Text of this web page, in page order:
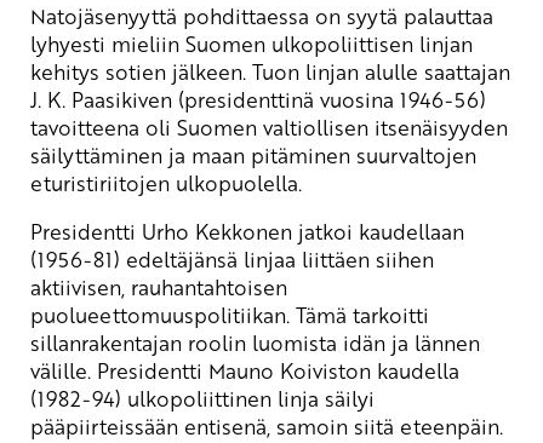
Natojäsenyyttä pohdittaessa on syytä palauttaa
lyhyesti mieliin Suomen ulkopoliittisen linjan
kehitys sotien jälkeen. Tuon linjan alulle saattajan
J. K. Paasikiven (presidenttinä vuosina 1946-56)
tavoitteena oli Suomen valtiollisen itsenäisyyden
säilyttäminen ja maan pitäminen suurvaltojen
eturistiriitojen ulkopuolella.
Presidentti Urho Kekkonen jatkoi kaudellaan
(1956-81) edeltäjänsä linjaa liittäen siihen
aktiivisen, rauhantahtoisen
puolueettomuuspolitiikan. Tämä tarkoitti
sillanrakentajan roolin luomista idän ja lännen
välille. Presidentti Mauno Koiviston kaudella
(1982-94) ulkopoliittinen linja säilyi
pääpiirteissään entisenä, samoin siitä eteenpäin.